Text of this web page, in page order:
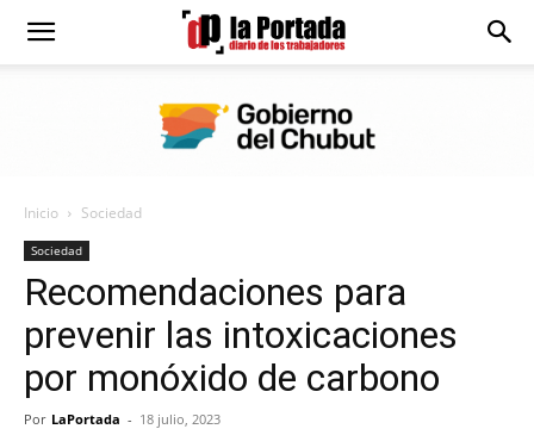
Diario
Portada
Inicio Sociedad
Sociedad
Recomendaciones para
prevenir las intoxicaciones
por monóxido de carbono
Por LaPortada - 18 julio, 2023